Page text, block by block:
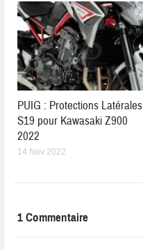
PUIG : Protections Latérales
S19 pour Kawasaki Z900
2022
14 Nov 2022
1 Commentaire